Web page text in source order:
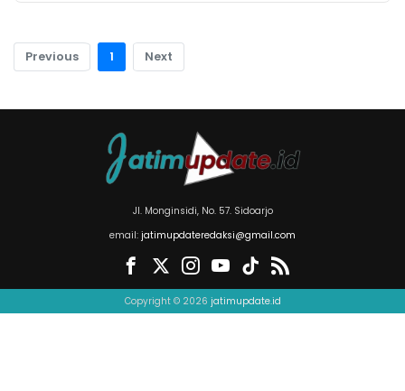
Previous 1 Next
Jl. Monginsidi, No. 57. Sidoarjo
email: jatimupdateredaksi@gmail.com
Copyright © 2026 jatimupdate.id